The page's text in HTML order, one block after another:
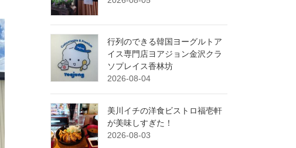
行列のできる韓国ヨーグルトア
イス専門店ヨアジョン金沢クラ
ソプレイス香林坊
2026-08-04
美川イチの洋食ビストロ福壱軒
が美味しすぎた！
2026-08-03